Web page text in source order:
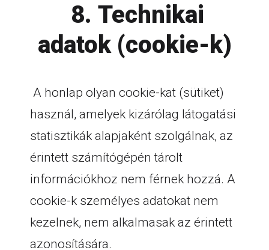
8. Technikai
adatok (cookie-k)
A honlap olyan cookie-kat (sütiket)
használ, amelyek kizárólag látogatási
statisztikák alapjaként szolgálnak, az
érintett számítógépén tárolt
információkhoz nem férnek hozzá. A
cookie-k személyes adatokat nem
kezelnek, nem alkalmasak az érintett
azonosítására.